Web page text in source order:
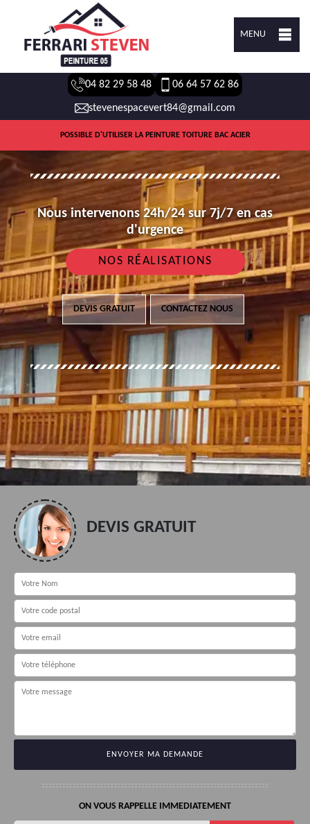
MENU
04 82 29 58 48 06 64 57 62 86
stevenespacevert84@gmail.com
POSSIBLE D'UTILISER LA PEINTURE TOITURE BAC ACIER
Nous intervenons 24h/24 sur 7j/7 en cas
d'urgence
NOS RÉALISATIONS
DEVIS GRATUIT CONTACTEZ NOUS
DEVIS GRATUIT
ON VOUS RAPPELLE IMMEDIATEMENT